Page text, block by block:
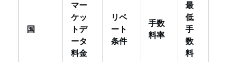
国
マー
ケッ
トデ
ータ
料金
リベ
ート
条件
手数
料率
最
低
手
数
料